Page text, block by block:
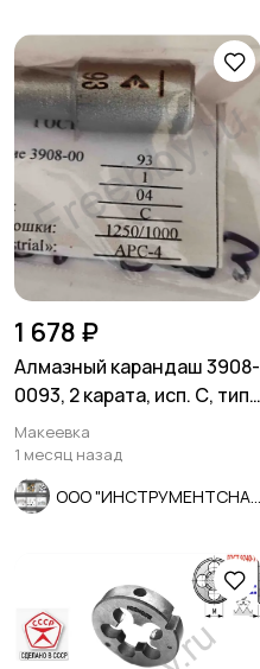
1 678 ₽
Алмазный карандаш 3908-
0093, 2 карата, исп. С, тип
04, зерн 1250/1000.
Макеевка
1 месяц назад